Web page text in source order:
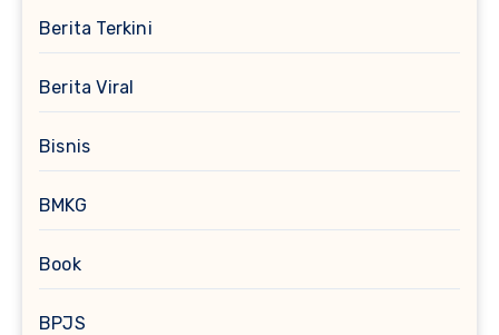
Berita Terkini
Berita Viral
Bisnis
BMKG
Book
BPJS